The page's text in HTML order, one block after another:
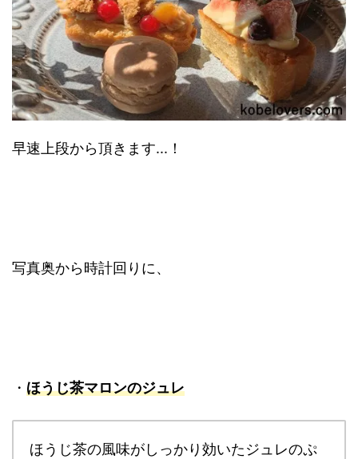
早速上段から頂きます...！
写真奥から時計回りに、
・ ほうじ茶マロンのジュレ
ほうじ茶の風味がしっかり効いたジュレのぷ